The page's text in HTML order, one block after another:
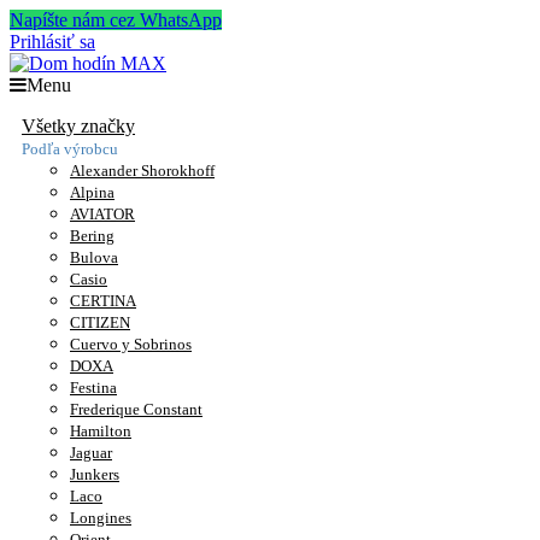
Napíšte nám cez WhatsApp
Prihlásiť sa
Menu
Všetky značky
Podľa výrobcu
Alexander Shorokhoff
Alpina
AVIATOR
Bering
Bulova
Casio
CERTINA
CITIZEN
Cuervo y Sobrinos
DOXA
Festina
Frederique Constant
Hamilton
Jaguar
Junkers
Laco
Longines